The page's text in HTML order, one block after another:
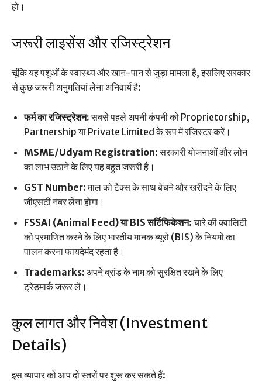
हो।
जरूरी लाइसेंस और रजिस्ट्रेशन
चूंकि यह पशुओं के स्वास्थ्य और खान-पान से जुड़ा मामला है, इसलिए सरकार
से कुछ जरूरी अनुमतियां लेना अनिवार्य है:
फर्म का रजिस्ट्रेशन:सबसे पहले अपनी कंपनी को Proprietorship,
Partnership या Private Limited के रूप में रजिस्टर करें।
MSME/Udyam Registration:सरकारी योजनाओं और लोन
का लाभ उठाने के लिए यह बहुत जरूरी है।
GST Number:माल को टैक्स के साथ बेचने और खरीदने के लिए
जीएसटी नंबर लेना होगा।
FSSAI (Animal Feed) या BIS सर्टिफिकेशन:चारे की क्वालिटी
को प्रमाणित करने के लिए भारतीय मानक ब्यूरो (BIS) के नियमों का
पालन करना फायदेमंद रहता है।
Trademarks: अपने ब्रांड के नाम को सुरक्षित रखने के लिए
ट्रेडमार्क जरूर लें।
कुल लागत और निवेश (Investment
Details)
इस व्यापार को आप दो स्तरों पर शुरू कर सकते हैं: